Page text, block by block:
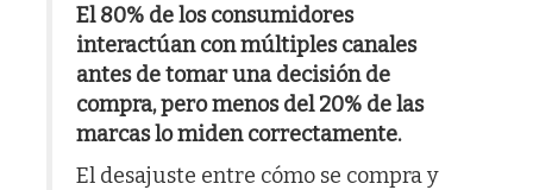
El 80% de los consumidores
interactúan con múltiples canales
antes de tomar una decisión de
compra, pero menos del 20% de las
marcas lo miden correctamente.
El desajuste entre cómo se compra y